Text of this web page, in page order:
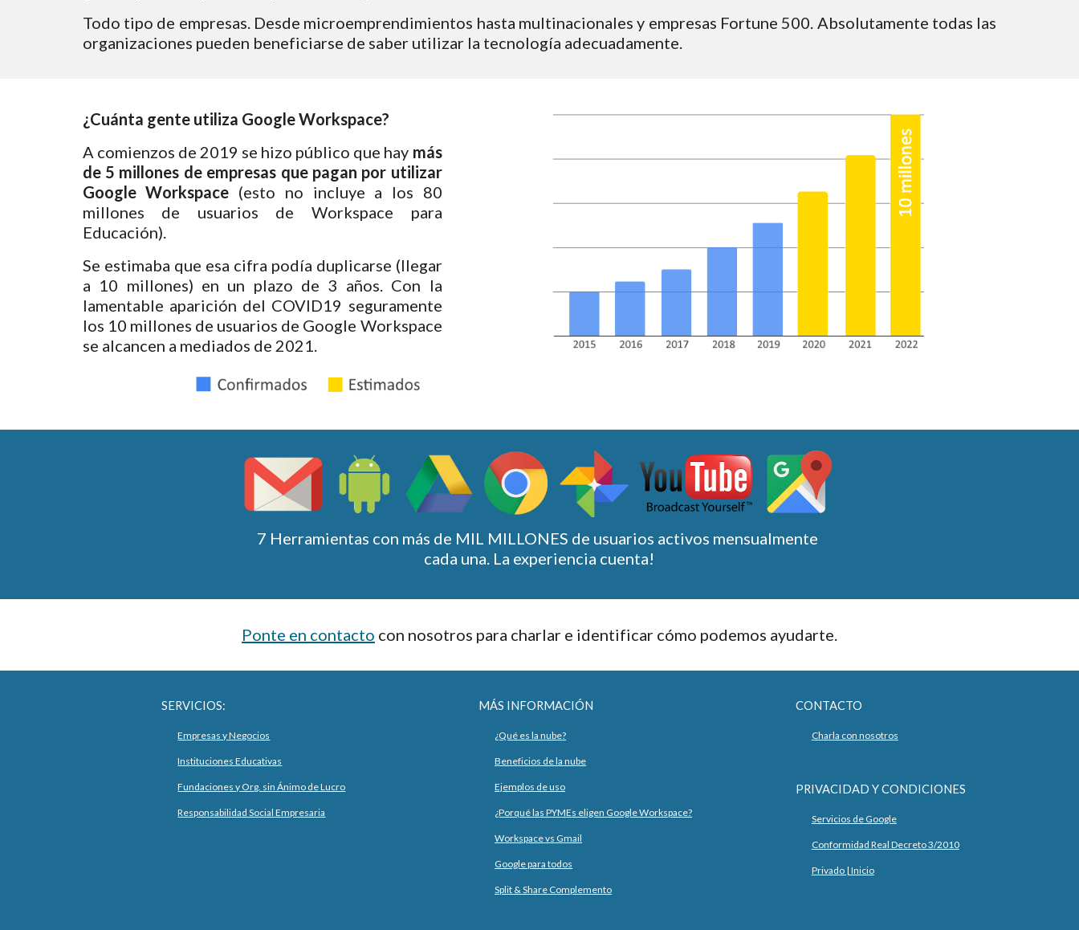
Todo tipo de empresas. Desde microemprendimientos hasta multinacionales y empresas Fortune 500. Absolutamente todas las
organizaciones pueden beneficiarse de saber utilizar la tecnología adecuadamente.
¿Cuánta gente utiliza Google Workspace?
A comienzos de 2019 se hizo público que hay más
de 5 millones de empresas que pagan por utilizar
Google Workspace (esto no incluye a los 80
millones de usuarios de Workspace para
Educación).
Se estimaba que esa cifra podía duplicarse (llegar
a 10 millones) en un plazo de 3 años. Con la
lamentable aparición del COVID19 seguramente
los 10 millones de usuarios de Google Workspace
se alcancen a mediados de 2021.
7 Herramientas con más de MIL MILLONES de usuarios activos mensualmente
cada una. La experiencia cuenta!
Ponte en contacto con nosotros para charlar e identificar cómo podemos ayudarte.
SERVICIOS:
Empresas y Negocios
Instituciones Educativas
Fundaciones y Org. sin Ánimo de Lucro
Responsabilidad Social Empresaria
MÁS INFORMACIÓN
¿Qué es la nube?
Beneficios de la nube
Ejemplos de uso
¿Porqué las PYMEs eligen Google Workspace?
Workspace vs Gmail
Google para todos
Split & Share Complemento
CONTACTO
Charla con nosotros
PRIVACIDAD Y CONDICIONES
Servicios de Google
Conformidad Real Decreto 3/2010
Privado | Inicio